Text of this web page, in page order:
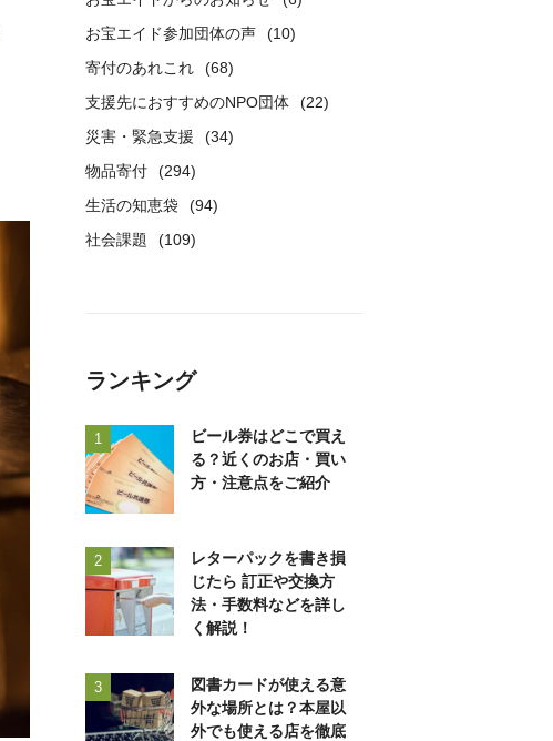
お宝エイド参加団体の声
(10)
寄付のあれこれ
(68)
支援先におすすめのNPO団体
(22)
災害・緊急支援
(34)
物品寄付
(294)
生活の知恵袋
(94)
社会課題
(109)
ランキング
1
ビール券はどこで買え
る？近くのお店・買い
方・注意点をご紹介
2
レターパックを書き損
じたら 訂正や交換方
法・手数料などを詳し
く解説！
3
図書カードが使える意
外な場所とは？本屋以
外でも使える店を徹底